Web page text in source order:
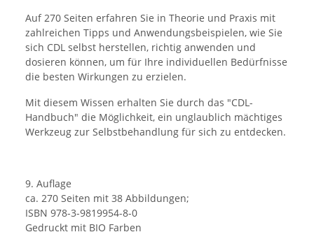
Auf 270 Seiten erfahren Sie in Theorie und Praxis mit
zahlreichen Tipps und Anwendungsbeispielen, wie Sie
sich CDL selbst herstellen, richtig anwenden und
dosieren können, um für Ihre individuellen Bedürfnisse
die besten Wirkungen zu erzielen.
Mit diesem Wissen erhalten Sie durch das "CDL-
Handbuch" die Möglichkeit, ein unglaublich mächtiges
Werkzeug zur Selbstbehandlung für sich zu entdecken.
9. Auflage
ca. 270 Seiten mit 38 Abbildungen;
ISBN 978-3-9819954-8-0
Gedruckt mit BIO Farben